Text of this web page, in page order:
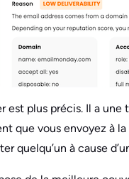
est plus précis. Il a
que vous envoyez à
quelqu’un à cause